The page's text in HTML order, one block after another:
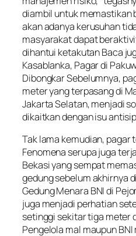
diambil untuk memastikan
akan adanya kerusuhan
masyarakat dapat
dihantui ketakutan Baca
Kasablanka, Pagar di
Dibongkar Sebelumnya,
meter yang terpasang di
Jakarta Selatan, menjadi
dikaitkan dengan isu
Tak lama kemudian, pagar
Fenomena serupa juga
Bekasi yang sempat
gedung sebelum akhirnya
Gedung Menara BNI di
juga menjadi perhatian
setinggi sekitar tiga meter
Pengelola mal maupun